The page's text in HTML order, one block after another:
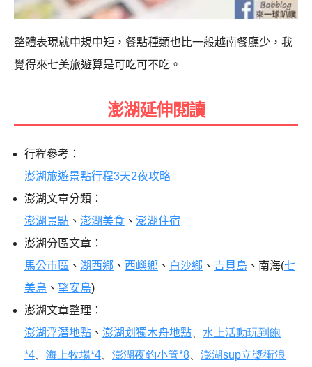
整體表現就中規中矩，餐點種類也比一般越南餐廳少，我
覺得來七美旅遊算是可吃可不吃。
澎湖延伸閱讀
行程參考：
澎湖旅遊景點行程3天2夜攻略
澎湖文章分類：
澎湖景點 、 澎湖美食 、 澎湖住宿
澎湖分區文章：
馬公市區 、 湖西鄉 、 西嶼鄉 、 白沙鄉 、 吉貝島 、南海(七
美島 、 望安島)
澎湖文章整理：
澎湖浮潛地點 、 澎湖划獨木舟地點
水上活動玩到飽
*4
海上牧場*4 澎湖夜釣小管*8
澎湖sup立槳衝浪